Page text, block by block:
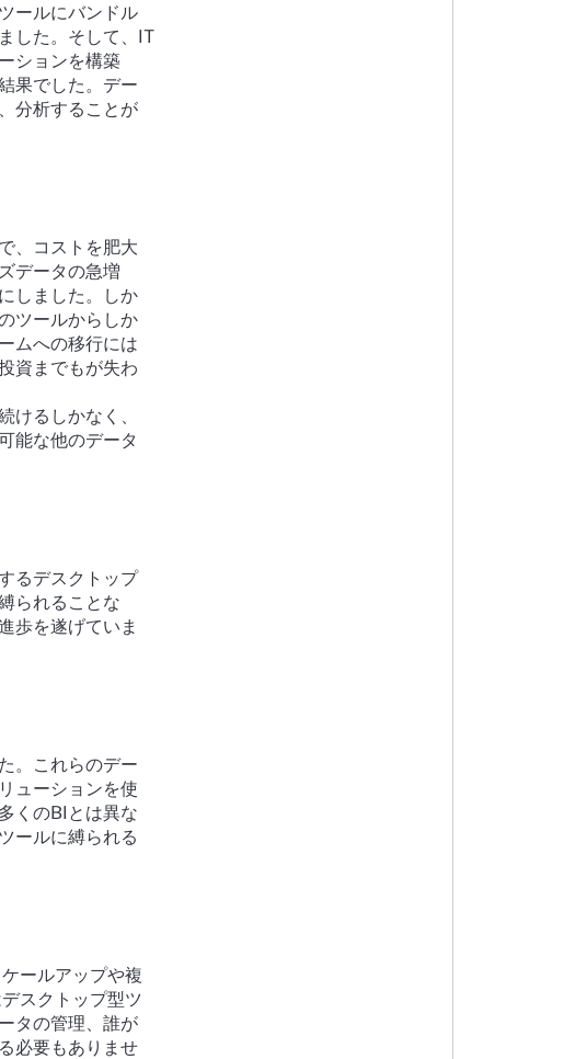
ールにバンドル
した。そして、IT
ションを構築
果でした。デー
分析することが
、コストを肥大
データの急増
しました。
しか
ツールからしか
ムへの移行には
資までもが失わ
けるしかなく、
能な他のデータ
るデスクトップ
られることな
歩を遂げていま
。これらのデー
ューションを使
くのBIとは異な
ールに縛られる
ールアップや複
スクトップ型ツ
タの管理、誰が
必要もありませ